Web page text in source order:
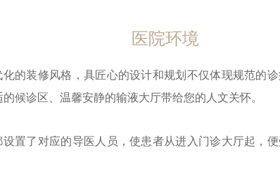
挂号服务
医院环境
的装修风格，具匠心的设计和规划不仅体现规范的
候诊区、温馨安静的输液大厅带给您的人文关怀。
置了对应的导医人员，使患者从进入门诊大厅起，